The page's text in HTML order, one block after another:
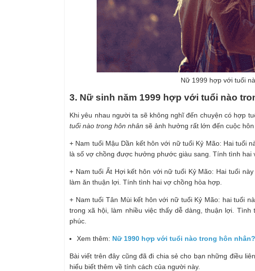
Nữ 1999 hợp với tuổi
3. Nữ sinh năm 1999 hợp với tuổi nào
Khi yêu nhau người ta sẽ không nghĩ đến chuyện có hợp
tuổi nào trong hôn nhân sẽ ảnh hưởng rất lớn đến cuộc hôn
+ Nam tuổi Mậu Dần kết hôn với nữ tuổi Kỷ Mão: Hai tuổi
là số vợ chồng được hưởng phước giàu sang. Tính tình hai
+ Nam tuổi Ất Hợi kết hôn với nữ tuổi Kỷ Mão: Hai tuổi
làm ăn thuận lợi. Tính tình hai vợ chồng hòa hợp.
+ Nam tuổi Tân Mùi kết hôn với nữ tuổi Kỷ Mão: hai tuổi
trong xã hội, làm nhiều việc thấy dễ dàng, thuận lợi.
phúc.
Xem thêm: Nữ 1990 hợp với tuổi nào trong hôn
Bài viết trên đây cũng đã đi chia sẻ cho bạn những điều
hiểu biết thêm về tính cách của người này.